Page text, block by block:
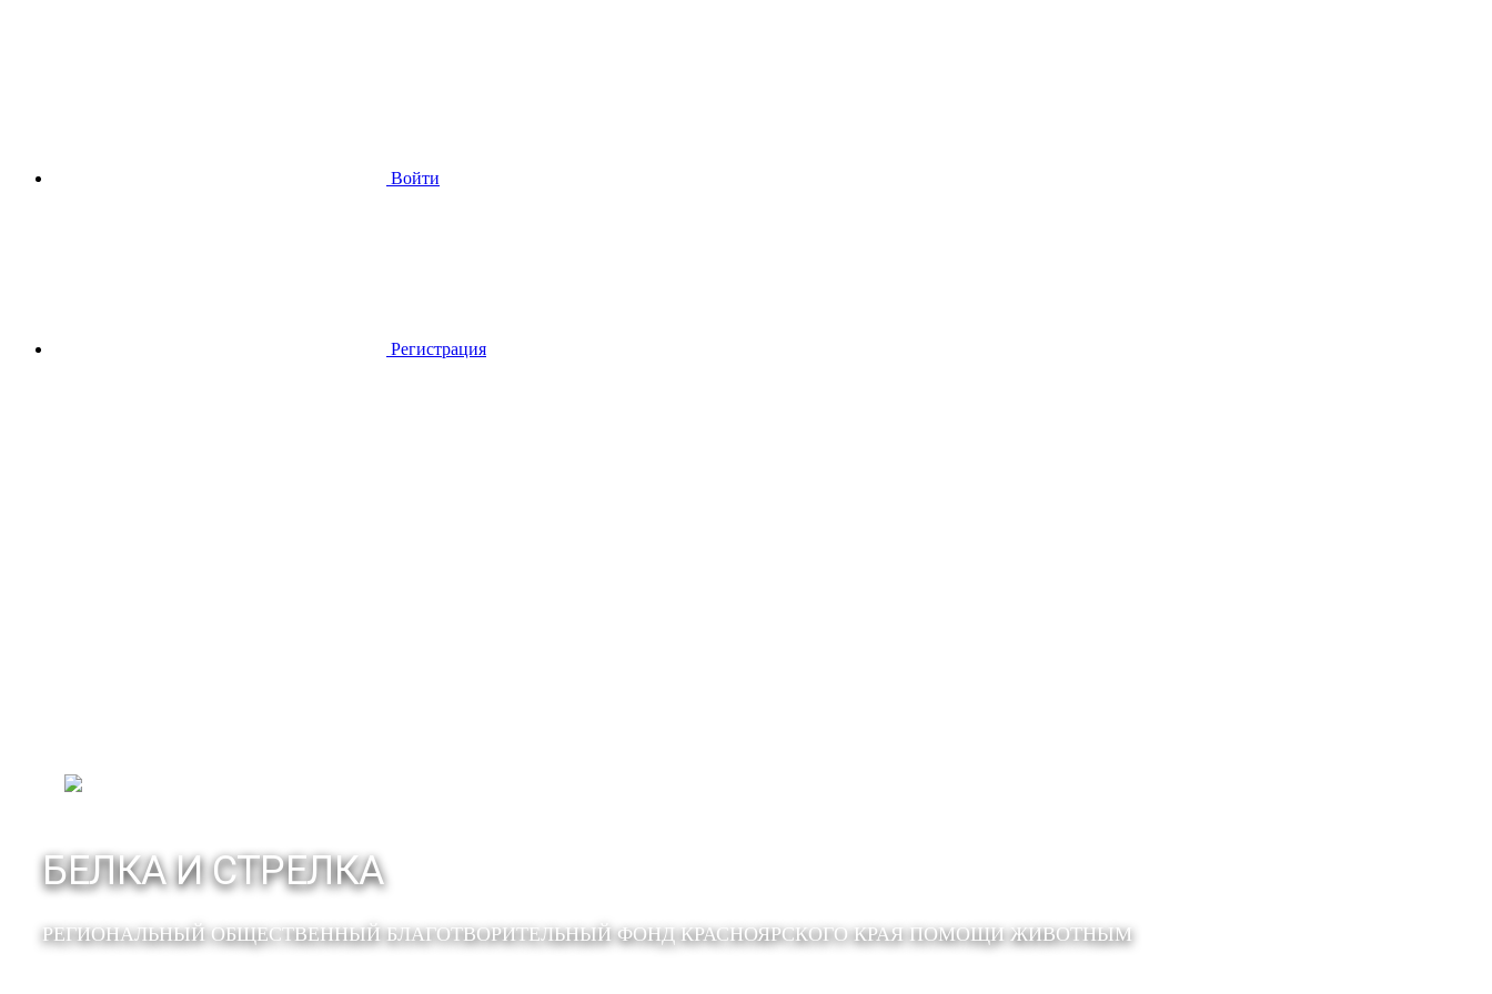
Войти
Регистрация
БЕЛКА И СТРЕЛКА
РЕГИОНАЛЬНЫЙ ОБЩЕСТВЕННЫЙ БЛАГОТВОРИТЕЛЬНЫЙ ФОНД КРАСНОЯРСКОГО КРАЯ ПОМОЩИ ЖИВОТНЫМ